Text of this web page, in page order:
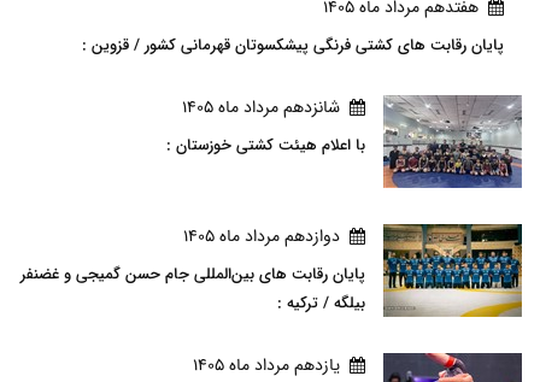
هفتدهم مرداد ماه 1405
پایان رقابت های کشتی فرنگی پیشکسوتان قهرمانی کشور / قزوین :
شانزدهم مرداد ماه 1405
با اعلام هیئت کشتی خوزستان :
دوازدهم مرداد ماه 1405
پایان رقابت های بین‌المللی جام حسن گمیجی و غضنفر
بیلگه / ترکیه :
يازدهم مرداد ماه 1405